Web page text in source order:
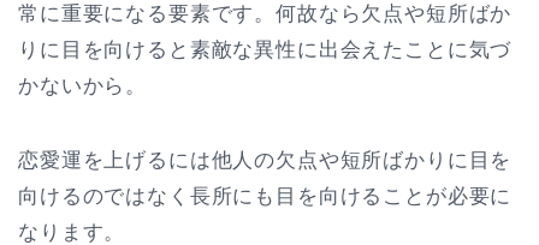
常に重要になる要素です。何故なら欠点や短所ばか
りに目を向けると素敵な異性に出会えたことに気づ
かないから。
恋愛運を上げるには他人の欠点や短所ばかりに目を
向けるのではなく長所にも目を向けることが必要に
なります。